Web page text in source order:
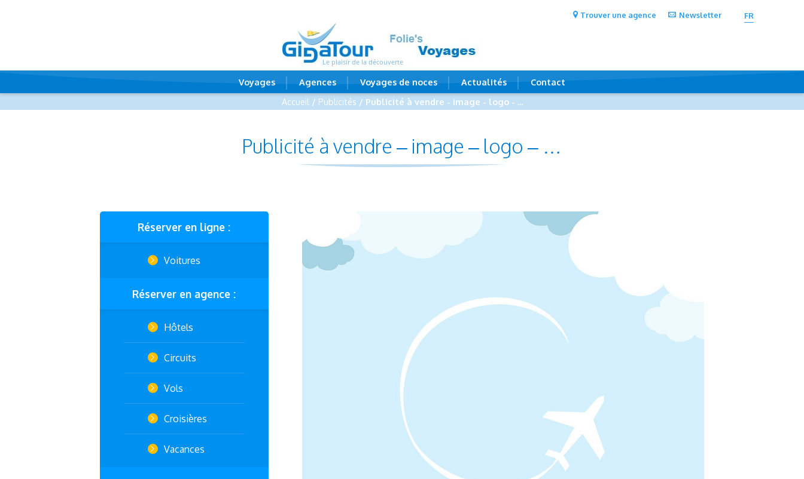
Trouver une agence Newsletter FR
Le plaisir de la découverte
Voyages Agences Voyages de noces Actualités
Contact
Accueil / Publicités / Publicité à vendre - image - logo - ...
Publicité à vendre – image – logo – …
Réserver en ligne :
Voitures
Réserver en agence :
Hôtels
Circuits
Vols
Croisières
Vacances